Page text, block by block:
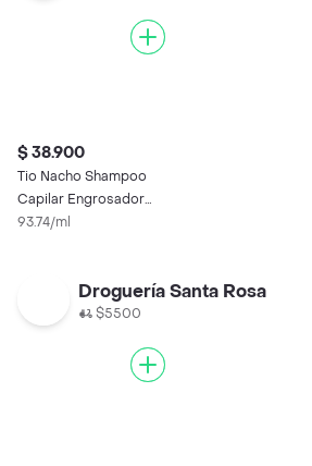
$ 38.900
Tio Nacho Shampoo
Capilar Engrosador
415 Ml
93.74/ml
Droguería Santa Rosa
$5500